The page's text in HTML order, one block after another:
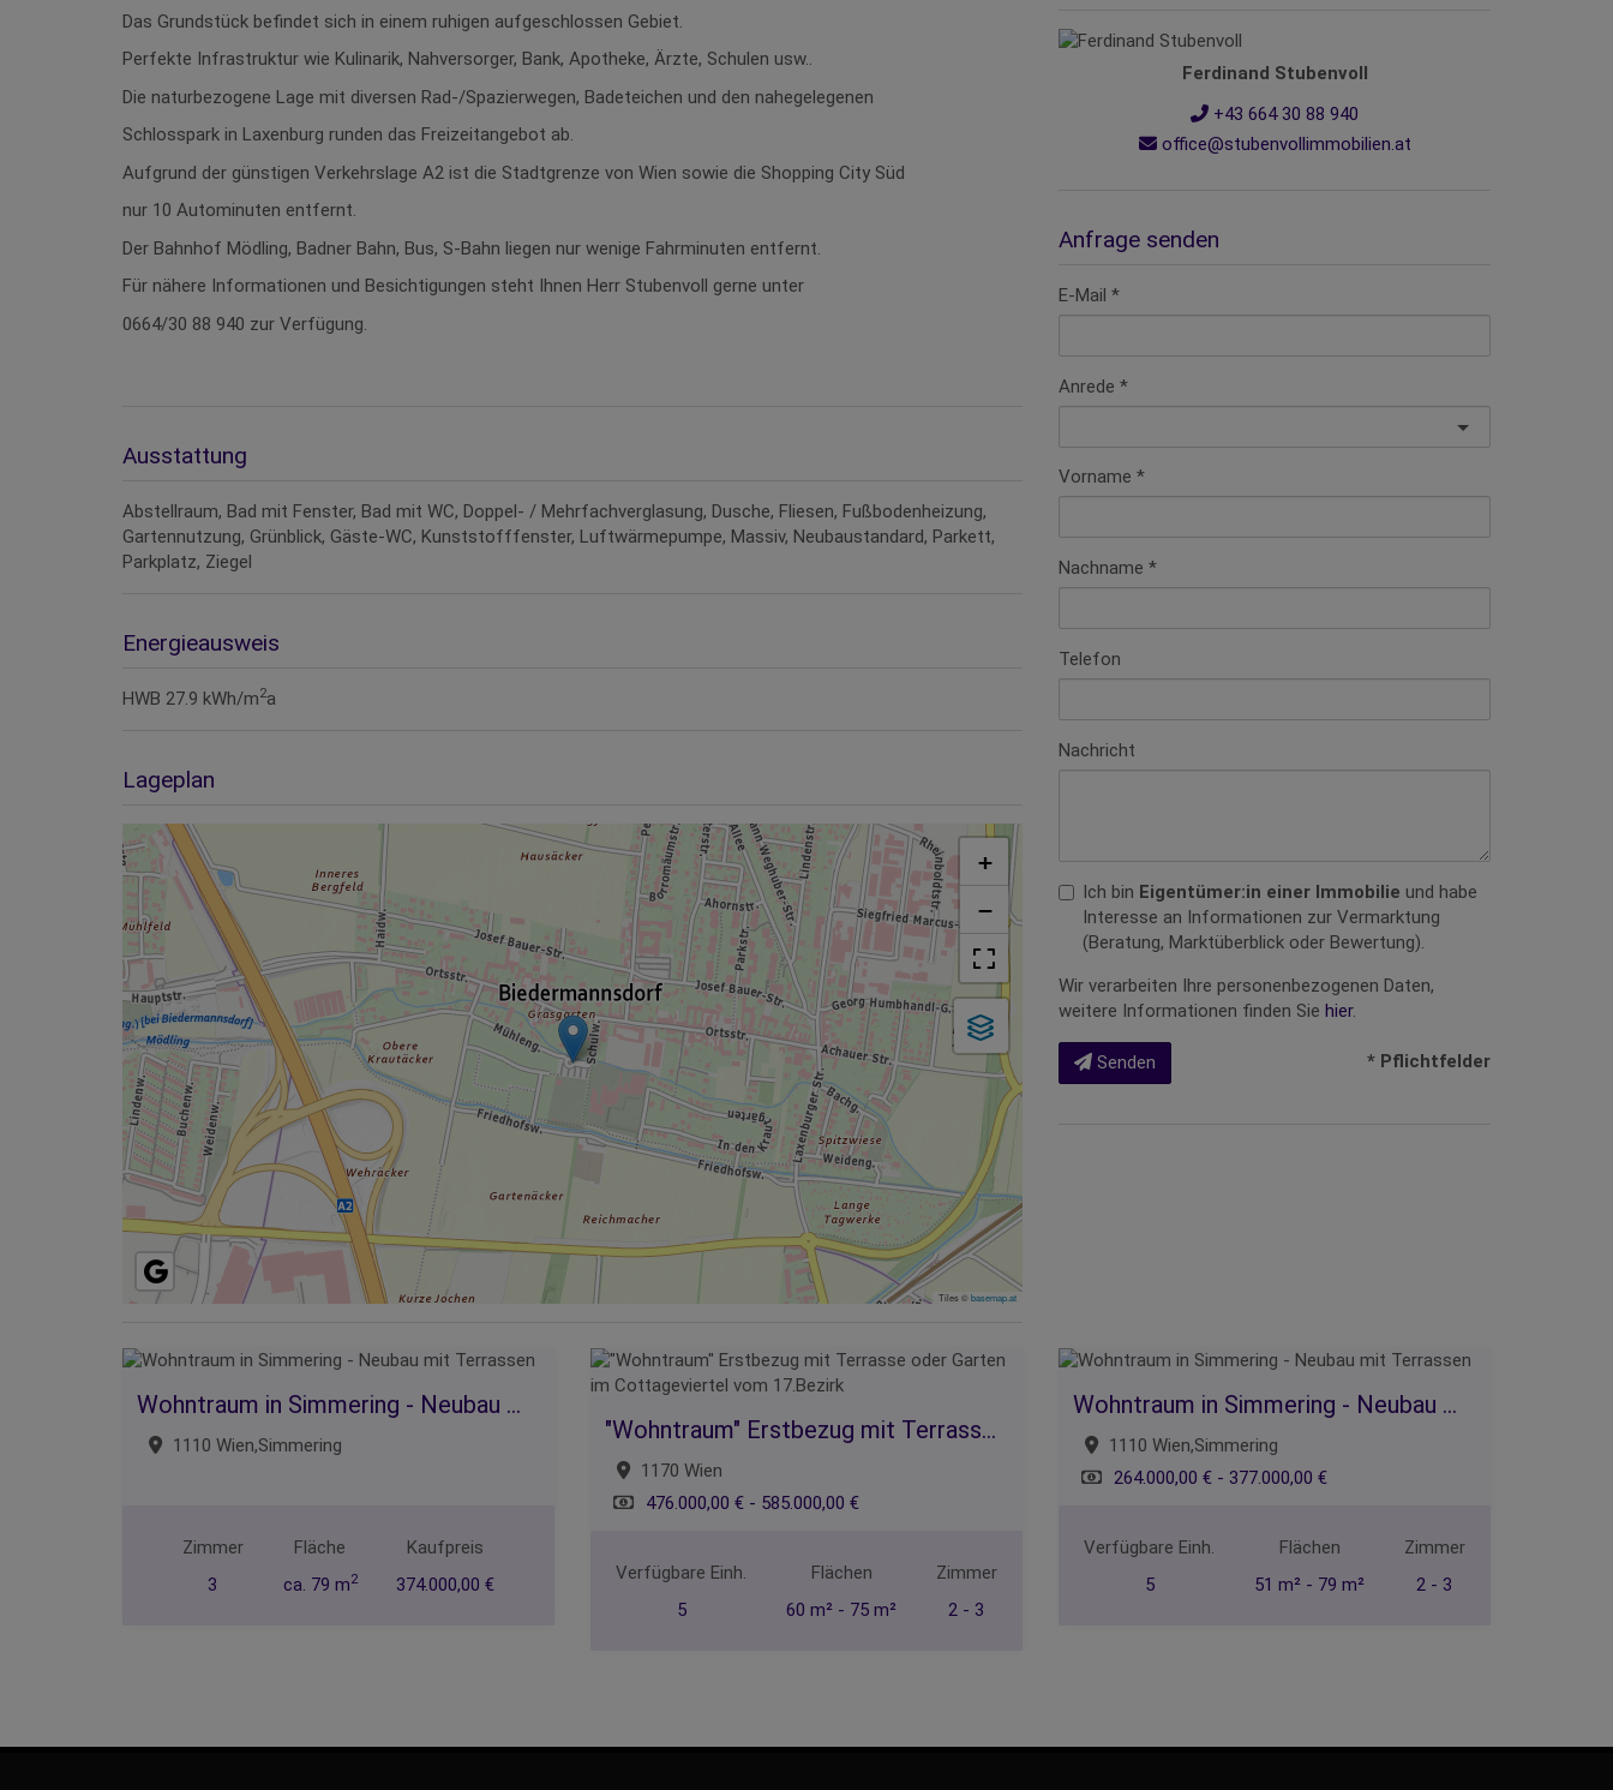
Das Grundstück befindet sich in einem ruhigen aufgeschlossen Gebiet.
Perfekte Infrastruktur wie Kulinarik, Nahversorger, Bank, Apotheke, Ärzte, Schulen usw..
Die naturbezogene Lage mit diversen Rad-/Spazierwegen, Badeteichen und den nahegelegenen
Schlosspark in Laxenburg runden das Freizeitangebot ab.
Aufgrund der günstigen Verkehrslage A2 ist die Stadtgrenze von Wien sowie die Shopping City Süd
nur 10 Autominuten entfernt.
Der Bahnhof Mödling, Badner Bahn, Bus, S-Bahn liegen nur wenige Fahrminuten entfernt.
Für nähere Informationen und Besichtigungen steht Ihnen Herr Stubenvoll gerne unter
0664/30 88 940 zur Verfügung.
Ausstattung
Abstellraum Bad mit Fenster Bad mit WC Doppel- / Mehrfachverglasung Dusche Fliesen Fußbodenheizung
Gartennutzung Grünblick Gäste-WC Kunststofffenster Luftwärmepumpe Massiv Neubaustandard Parkett
Parkplatz Ziegel
Energieausweis
HWB 27.9 kWh/m2a
Lageplan
+
−
Tiles ©basemap.at
Ferdinand Stubenvoll
+43 664 30 88 940
office@stubenvollimmobilien.at
Anfrage senden
E-Mail
Anrede
Vorname
Nachname
Telefon
Nachricht
Ich bin Eigentümer:in einer Immobilie und habe
Interesse an Informationen zur Vermarktung
(Beratung, Marktüberblick oder Bewertung).
Wir verarbeiten Ihre personenbezogenen Daten,
weitere Informationen finden Sie hier.
Senden * Pflichtfelder
Wohntraum in Simmering - Neubau mit Terrassen
1110 Wien,Simmering
Zimmer
3
Fläche
ca. 79 m2
Kaufpreis
374.000,00 €
"Wohntraum" Erstbezug mit Terrasse oder Garten im Cottageviertel vom 17.Bezirk
1170 Wien
476.000,00 € - 585.000,00 €
Verfügbare Einh.
5
Flächen
60 m² - 75 m²
Zimmer
2 - 3
Wohntraum in Simmering - Neubau mit Terrassen
1110 Wien,Simmering
264.000,00 € - 377.000,00 €
Verfügbare Einh.
5
Flächen
51 m² - 79 m²
Zimmer
2 - 3